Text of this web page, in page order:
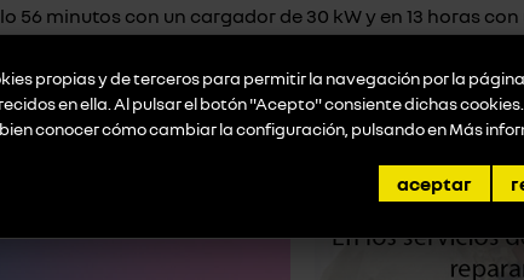
56 minutos con un cargador de 30 kW y en 13 horas con
promociones destacadas
propias y de terceros para permitir la navegación por la
en ella. Al pulsar el botón "Acepto" consiente dichas
conocer cómo cambiar la configuración, pulsando enMás
aceptar